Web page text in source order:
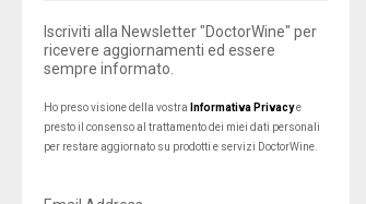
Iscriviti alla Newsletter "DoctorWine" per
ricevere aggiornamenti ed essere
sempre informato.
Ho preso visione della vostra Informativa Privacye
presto il consenso al trattamento dei miei dati personali
per restare aggiornato su prodotti e servizi DoctorWine.